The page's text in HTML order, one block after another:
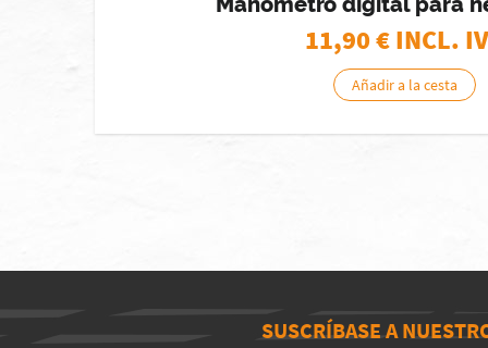
11,90€ INCL.
Añadir a la cesta
SUSCRÍBASE A